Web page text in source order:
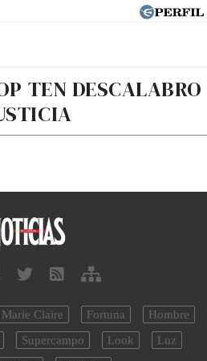
TEN DESCALABRO
Marie Claire Fortuna
Hombre
Supercampo Look
Luz